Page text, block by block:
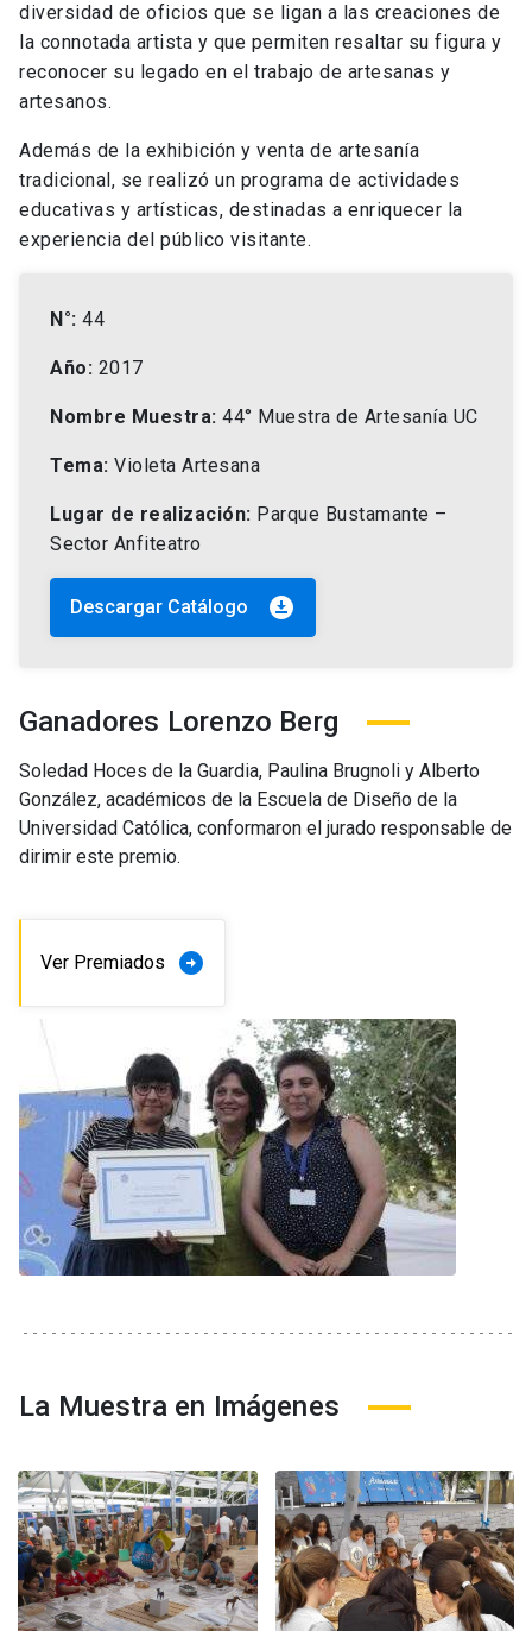
diversidad de oficios que se ligan a las creaciones de
la connotada artista y que permiten resaltar su figura y
reconocer su legado en el trabajo de artesanas y
artesanos.
Además de la exhibición y venta de artesanía
tradicional, se realizó un programa de actividades
educativas y artísticas, destinadas a enriquecer la
experiencia del público visitante.
N°: 44
Año: 2017
Nombre Muestra: 44° Muestra de Artesanía UC
Tema: Violeta Artesana
Lugar de realización: Parque Bustamante –
Sector Anfiteatro
Descargar Catálogo download_for_offline
Ganadores Lorenzo Berg
Soledad Hoces de la Guardia, Paulina Brugnoli y Alberto
González, académicos de la Escuela de Diseño de la
Universidad Católica, conformaron el jurado responsable de
dirimir este premio.
Ver Premiados arrow_circle_right
La Muestra en Imágenes